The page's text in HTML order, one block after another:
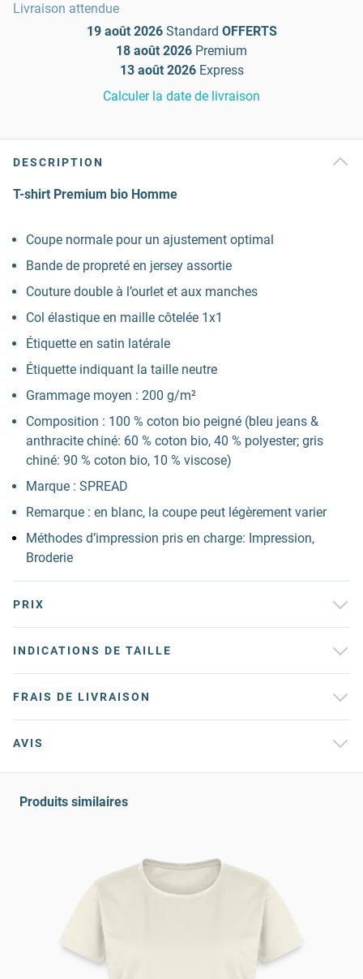
Livraison attendue
19 août 2026 Standard OFFERTS
18 août 2026 Premium
13 août 2026 Express
Calculer la date de livraison
DESCRIPTION
T-shirt Premium bio Homme
Coupe normale pour un ajustement optimal
Bande de propreté en jersey assortie
Couture double à l’ourlet et aux manches
Col élastique en maille côtelée 1x1
Étiquette en satin latérale
Étiquette indiquant la taille neutre
Grammage moyen : 200 g/m²
Composition : 100 % coton bio peigné (bleu jeans &
anthracite chiné: 60 % coton bio, 40 % polyester; gris
chiné: 90 % coton bio, 10 % viscose)
Marque : SPREAD
Remarque : en blanc, la coupe peut légèrement varier
Méthodes d’impression pris en charge: Impression,
Broderie
PRIX
INDICATIONS DE TAILLE
FRAIS DE LIVRAISON
AVIS
Produits similaires